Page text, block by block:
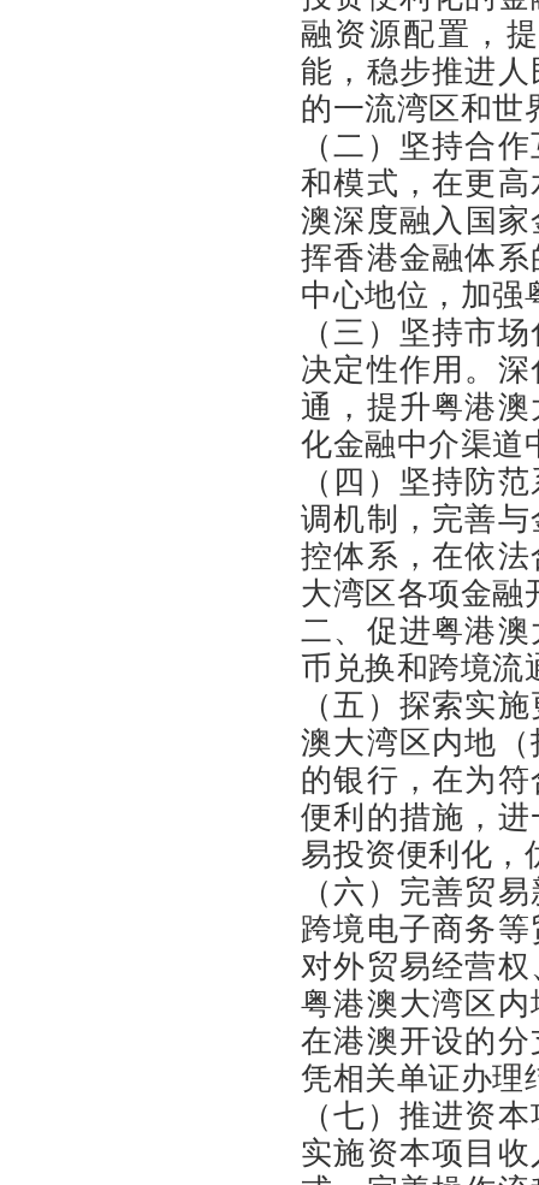
融资源配置，
能，稳步推进
的一流湾区和世
（二）坚持合
和模式，在更
澳深度融入国
挥香港金融体
中心地位，加强
（三）坚持市
决定性作用。
通，提升粤港
化金融中介渠道
（四）坚持防
调机制，完善
控体系，在依
大湾区各项金融
二、促进粤港
币兑换和跨境流
（五）探索实
澳大湾区内地
的银行，在为
便利的措施，
易投资便利化，
（六）完善贸
跨境电子商务
对外贸易经营
粤港澳大湾区
在港澳开设的
凭相关单证办理
（七）推进资
实施资本项目